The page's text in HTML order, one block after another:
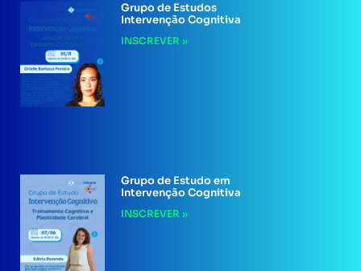
Grupo de Estudos
Intervenção Cognitiva
INSCREVER »
Grupo de Estudo em
Intervenção Cognitiva
INSCREVER »